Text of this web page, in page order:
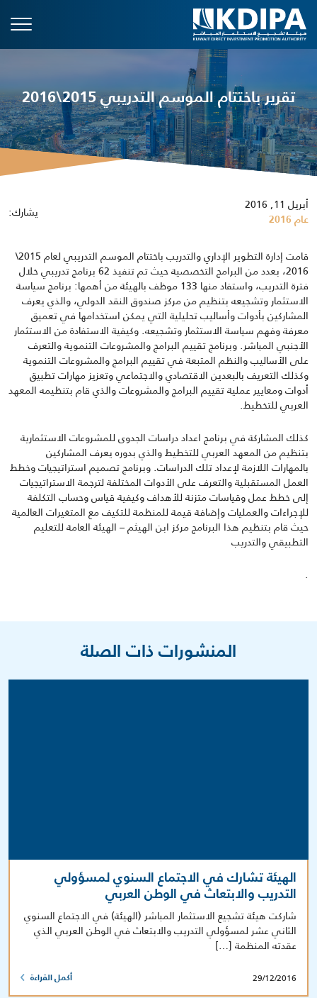
تقرير باختتام الموسم التدريبي 2015\2016
أبريل 11, 2016
عام 2016 يشارك:
قامت إدارة التطوير الإداري والتدريب باختتام الموسم التدريبي لعام 2015\
2016، بعدد من البرامج التخصصية حيث تم تنفيذ 62 برنامج تدريبي خلال
فترة التدريب، واستفاد منها 133 موظف بالهيئة من أهمها: برنامج سياسة
الاستثمار وتشجيعه بتنظيم من مركز صندوق النقد الدولي، والذي يعرف
المشاركين بأدوات وأساليب تحليلية التي يمكن استخدامها في تعميق
معرفة وفهم سياسة الاستثمار وتشجيعه. وكيفية الاستفادة من الاستثمار
الأجنبي المباشر. وبرنامج تقييم البرامج والمشروعات التنموية والتعرف
على الأساليب والنظم المتبعة في تقييم البرامج والمشروعات التنموية
وكذلك التعريف بالبعدين الاقتصادي والاجتماعي وتعزيز مهارات تطبيق
أدوات ومعايير عملية تقييم البرامج والمشروعات والذي قام بتنظيمه المعهد
العربي للتخطيط.
كذلك المشاركة في برنامج اعداد دراسات الجدوى للمشروعات الاستثمارية
بتنظيم من المعهد العربي للتخطيط والذي بدوره يعرف المشاركين
بالمهارات اللازمة لإعداد تلك الدراسات. وبرنامج تصميم استراتيجيات وخطط
العمل المستقبلية والتعرف على الأدوات المختلفة لترجمة الاستراتيجيات
إلى خطط عمل وقياسات متزنة للأهداف وكيفية قياس وحساب التكلفة
للإجراءات والعمليات وإضافة قيمة للمنظمة للتكيف مع المتغيرات العالمية
حيث قام بتنظيم هذا البرنامج مركز ابن الهيثم – الهيئة العامة للتعليم
التطبيقي والتدريب
.
المنشورات ذات الصلة
الهيئة تشارك في الاجتماع السنوي لمسؤولي
التدريب والابتعاث في الوطن العربي
شاركت هيئة تشجيع الاستثمار المباشر (الهيئة) في الاجتماع السنوي
الثاني عشر لمسؤولي التدريب والابتعاث في الوطن العربي الذي
عقدته المنظمة […]
29/12/2016 أكمل القراءة